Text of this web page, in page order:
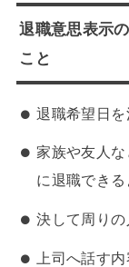
退職意思表示
こと
退職希望日を
家族や友人
に退職できる
決して周り
上司へ話す